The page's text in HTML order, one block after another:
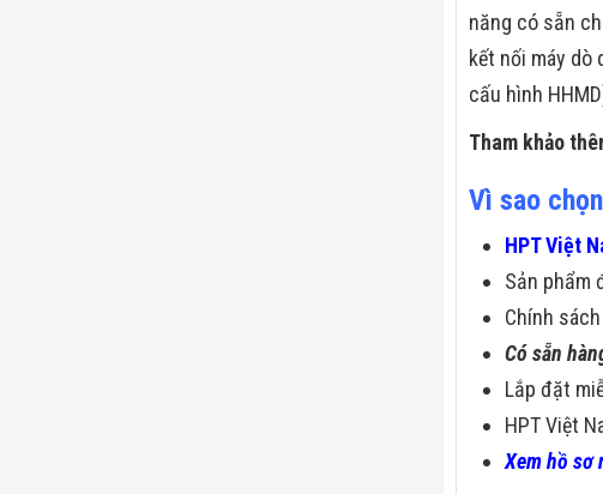
năng có sẵn
kết nối máy dò
cấu hình
Tham khảo
Vì sao
HPT Việt
Sản phẩm
Chính
Có sẵn
Lắp đặt
HPT Việt
Xem hồ sơ